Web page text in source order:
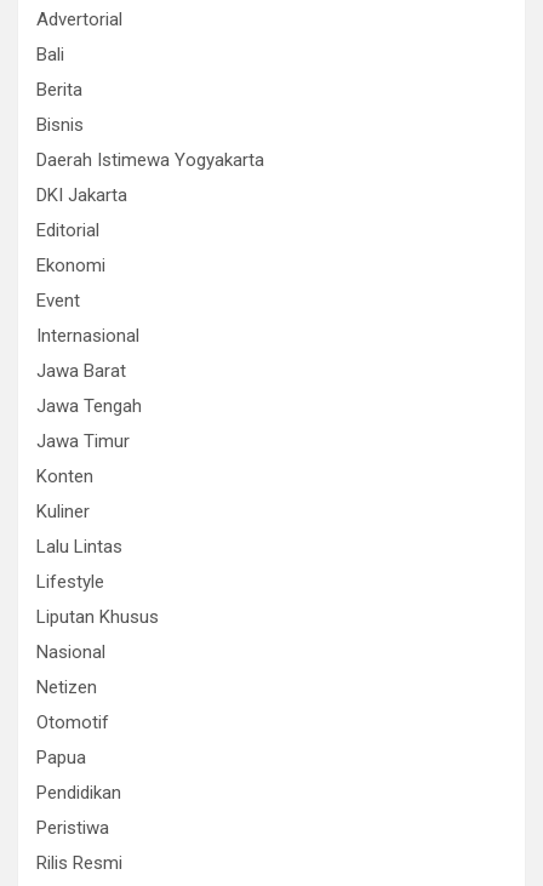
Advertorial
Bali
Berita
Bisnis
Daerah Istimewa Yogyakarta
DKI Jakarta
Editorial
Ekonomi
Event
Internasional
Jawa Barat
Jawa Tengah
Jawa Timur
Konten
Kuliner
Lalu Lintas
Lifestyle
Liputan Khusus
Nasional
Netizen
Otomotif
Papua
Pendidikan
Peristiwa
Rilis Resmi